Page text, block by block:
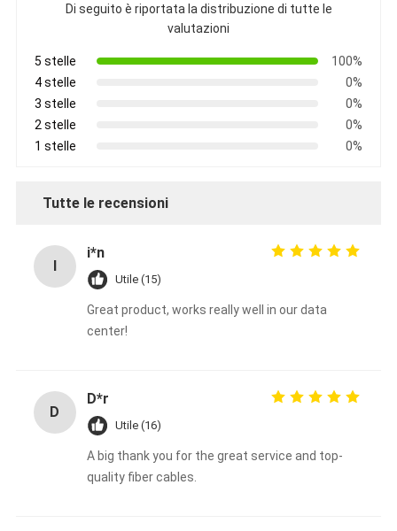
Di seguito è riportata la distribuzione di tutte le
valutazioni
5 stelle
100%
4 stelle
0%
3 stelle
0%
2 stelle
0%
1 stelle
0%
Tutte le recensioni
i*n
Utile (15)
Great product, works really well in our data
center!
D
D*r
Utile (16)
A big thank you for the great service and top-
quality fiber cables.